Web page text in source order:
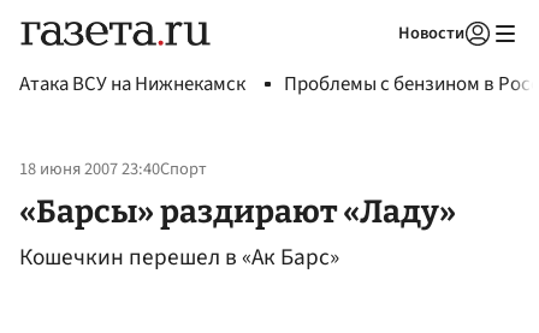
Новости
Атака ВСУ на Нижнекамск Проблемы с бензином в
18 июня 2007 23:40Спорт
«Барсы» раздирают «Ладу»
Кошечкин перешел в «Ак Барс»